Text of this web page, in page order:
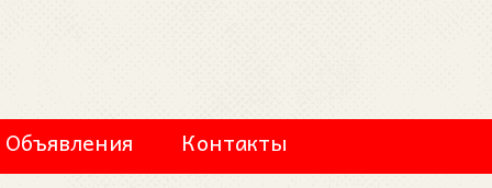
Объявления Контакты